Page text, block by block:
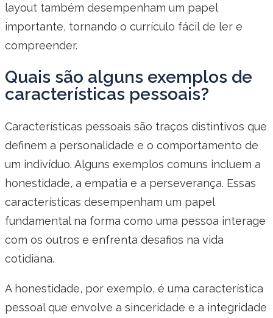
layout também desempenham um papel
importante, tornando o currículo fácil de ler e
compreender.
Quais são alguns exemplos de
características pessoais?
Características pessoais são traços distintivos que
definem a personalidade e o comportamento de
um indivíduo. Alguns exemplos comuns incluem a
honestidade, a empatia e a perseverança. Essas
características desempenham um papel
fundamental na forma como uma pessoa interage
com os outros e enfrenta desafios na vida
cotidiana.
A honestidade, por exemplo, é uma característica
pessoal que envolve a sinceridade e a integridade